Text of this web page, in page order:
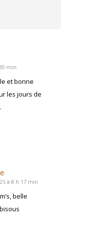
min
et bonne
les jours de
à 8 h 17 min
belle